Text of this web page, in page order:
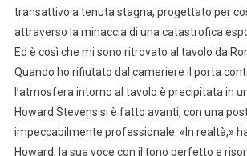
transattivo a tenuta stagna, progettato per
attraverso la minaccia di una catastrofica
Ed è così che mi sono ritrovato al tavolo da
Quando ho rifiutato dal cameriere il porta
l’atmosfera intorno al tavolo è precipitata in
Howard Stevens si è fatto avanti, con una
impeccabilmente professionale. «In realtà,»
Howard, la sua voce con il tono perfetto e